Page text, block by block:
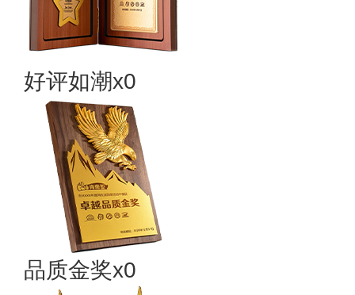
好评如潮x0
品质金奖x0